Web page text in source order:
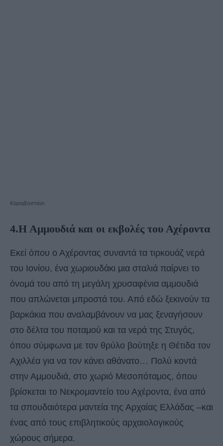
Καραβοστάσι
4.Η Αμμουδιά και οι εκβολές του Αχέροντα
Εκεί όπου ο Αχέροντας συναντά τα τιρκουάζ νερά
του Ιονίου, ένα χωριουδάκι μια σταλιά παίρνει το
όνομά του από τη μεγάλη χρυσαφένια αμμουδιά
που απλώνεται μπροστά του. Από εδώ ξεκινούν τα
βαρκάκια που αναλαμβάνουν να μας ξεναγήσουν
στο δέλτα του ποταμού και τα νερά της Στυγός,
όπου σύμφωνα με τον θρύλο βούτηξε η Θέτιδα τον
Αχιλλέα για να τον κάνει αθάνατο… Πολύ κοντά
στην Αμμουδιά, στο χωριό Μεσοπόταμος, όπου
βρίσκεται το Νεκρομαντείο του Αχέροντα, ένα από
τα σπουδαιότερα μαντεία της Αρχαίας Ελλάδας –και
ένας από τους επιβλητικούς αρχαιολογικούς
χώρους σήμερα.